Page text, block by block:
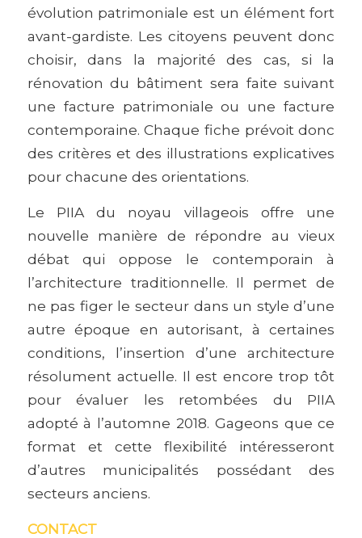
évolution patrimoniale est un élément fort
avant-gardiste. Les citoyens peuvent donc
choisir, dans la majorité des cas, si la
rénovation du bâtiment sera faite suivant
une facture patrimoniale ou une facture
contemporaine. Chaque fiche prévoit donc
des critères et des illustrations explicatives
pour chacune des orientations.
Le PIIA du noyau villageois offre une
nouvelle manière de répondre au vieux
débat qui oppose le contemporain à
l’architecture traditionnelle. Il permet de
ne pas figer le secteur dans un style d’une
autre époque en autorisant, à certaines
conditions, l’insertion d’une architecture
résolument actuelle. Il est encore trop tôt
pour évaluer les retombées du PIIA
adopté à l’automne 2018. Gageons que ce
format et cette flexibilité intéresseront
d’autres municipalités possédant des
secteurs anciens.
CONTACT